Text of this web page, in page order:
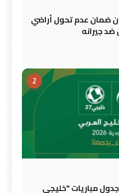
ضمان عدم تحول أراضي
ضد جيرانه
2
جدول مباريات "خليجي